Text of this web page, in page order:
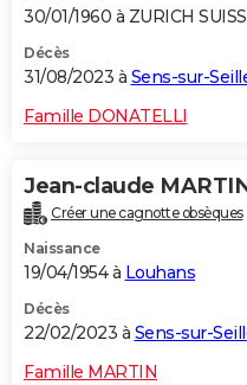
30/01/1960 à ZURICH
Décès
31/08/2023 à Sens-sur-
Famille DONATELLI
Jean-claude
Créer une cagnotte obsèques
Naissance
19/04/1954 à Louhans
Décès
22/02/2023 à Sens-sur-
Famille MARTIN